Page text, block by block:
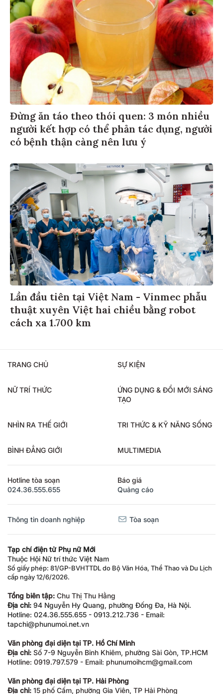
Đừng ăn táo theo thói quen: 3 món nhiều
người kết hợp có thể phản tác dụng, người
có bệnh thận càng nên lưu ý
Lần đầu tiên tại Việt Nam - Vinmec phẫu
thuật xuyên Việt hai chiều bằng robot
cách xa 1.700 km
TRANG CHỦ SỰ KIỆN
NỮ TRÍ THỨC
ỨNG DỤNG & ĐỔI MỚI SÁNG
TẠO
NHÌN RA THẾ GIỚI TRI THỨC & KỸ NĂNG SỐNG
BÌNH ĐẲNG GIỚI MULTIMEDIA
Hotline tòa soạn
024.36.555.655
Báo giá
Quảng cáo
Thông tin doanh nghiệp Tòa soạn
Tạp chí điện tử Phụ nữ Mới
Thuộc Hội Nữ trí thức Việt Nam
Số giấy phép: 81/GP-BVHTTDL do Bộ Văn Hóa, Thể Thao và Du Lịch
cấp ngày 12/6/2026.
Tổng biên tập: Chu Thị Thu Hằng
Địa chỉ: 94 Nguyễn Hy Quang, phường Đống Đa, Hà Nội.
Hotline: 024.36.555.655 - 0913.212.736 - Email:
tapchi@phunumoi.net.vn
Văn phòng đại diện tại TP. Hồ Chí Minh
Địa chỉ: Số 7-9 Nguyễn Bỉnh Khiêm, phường Sài Gòn, TP.HCM
Hotline: 0919.797.579 - Email: phunumoihcm@gmail.com
Văn phòng đại diện tại TP. Hải Phòng
Địa chỉ: 15 phố Cấm, phường Gia Viên, TP Hải Phòng